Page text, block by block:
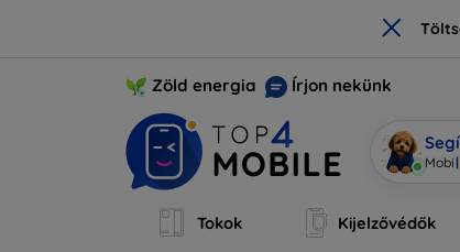
×
Zöld energia Írjon nekünk
Mobi
Tokok Kijelzővédők